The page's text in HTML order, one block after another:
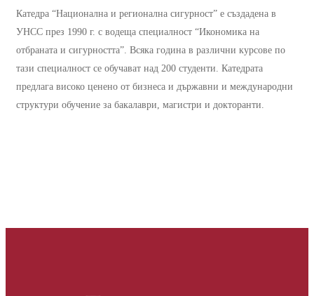
Катедра “Национална и регионална сигурност” е създадена в
УНСС през 1990 г. с водеща специалност “Икономика на
отбраната и сигурността”. Всяка година в различни курсове по
тази специалност се обучават над 200 студенти. Катедрата
предлага високо ценено от бизнеса и държавни и международни
структури обучение за бакалаври, магистри и докторанти.